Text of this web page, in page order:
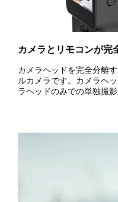
カメラとリモコンが完
カメラヘッドを完全分離
ルカメラです。カメラヘ
ラヘッドのみでの単独撮影